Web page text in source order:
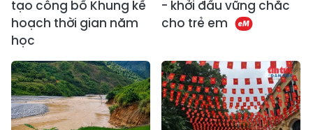
tạo công bố Khung kế
hoạch thời gian năm
học
- khởi đầu vững chắc
cho trẻ em